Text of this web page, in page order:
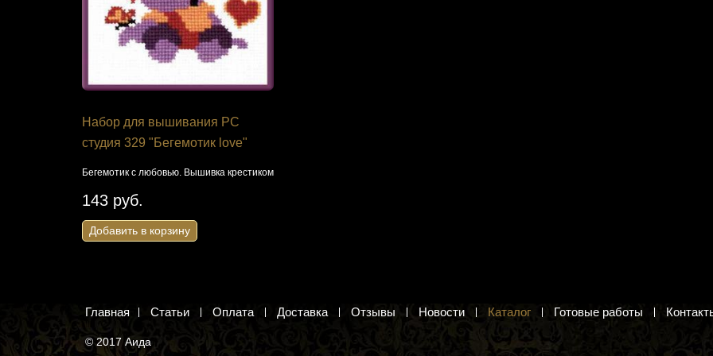
Набор для вышивания РС
студия 329 "Бегемотик love"
Бегемотик с любовью. Вышивка крестиком
143 руб.
Добавить в корзину
Главная Статьи Оплата Доставка Отзывы Новости Каталог Готовые работы
© 2017 Аида